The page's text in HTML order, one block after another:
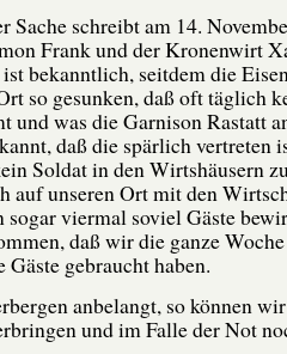
Sache schreibt am 14.
Frank und der Kronenwirt
bekanntlich, seitdem die
so gesunken, daß oft täglich
und was die Garnison Rastatt
daß die spärlich vertreten
Soldat in den Wirtshäusern
auf unseren Ort mit den
sogar viermal soviel Gäste
daß wir die ganze
gebraucht haben.
anbelangt, so können
und im Falle der Not